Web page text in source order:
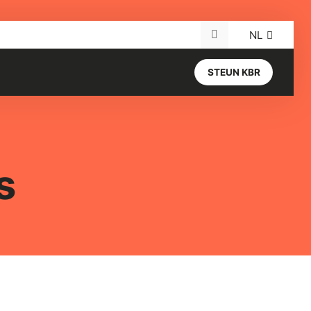
Search for: NL
STEUN KBR